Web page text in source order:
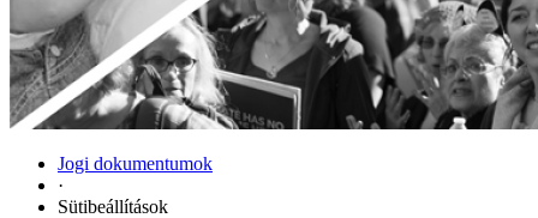
Jogi dokumentumok
·
Sütibeállítások